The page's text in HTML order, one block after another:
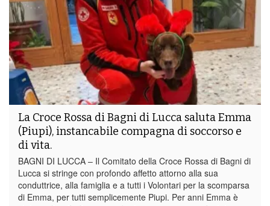
La Croce Rossa di Bagni di Lucca saluta Emma
(Piupi), instancabile compagna di soccorso e
di vita.
BAGNI DI LUCCA – Il Comitato della Croce Rossa di Bagni di
Lucca si stringe con profondo affetto attorno alla sua
conduttrice, alla famiglia e a tutti i Volontari per la scomparsa
di Emma, per tutti semplicemente Piupi. Per anni Emma è